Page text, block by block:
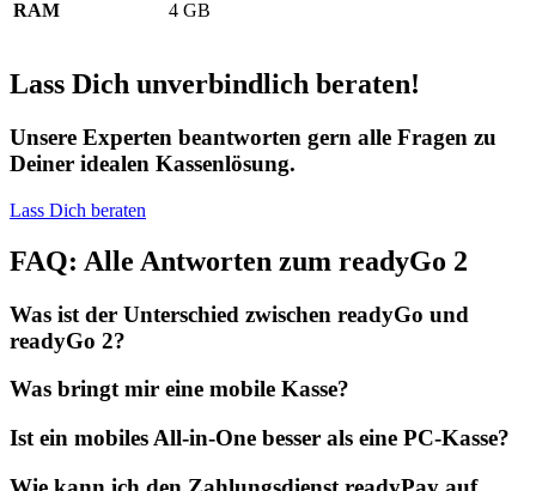
RAM 4 GB
Lass Dich unverbindlich beraten!
Unsere Experten beantworten gern alle Fragen zu
Deiner idealen Kassenlösung.
Lass Dich beraten
FAQ: Alle Antworten zum readyGo 2
Was ist der Unterschied zwischen readyGo und
readyGo 2?
Was bringt mir eine mobile Kasse?
Ist ein mobiles All-in-One besser als eine PC-Kasse?